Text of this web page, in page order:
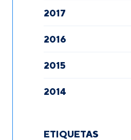
2017
2016
2015
2014
ETIQUETAS